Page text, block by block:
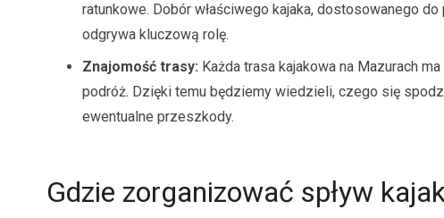
ratunkowe. Dobór właściwego kajaka, dostosowanego
odgrywa kluczową rolę.
Znajomość trasy: Każda trasa kajakowa na Mazurach
podróż. Dzięki temu będziemy wiedzieli, czego się
ewentualne przeszkody.
Gdzie zorganizować spływ